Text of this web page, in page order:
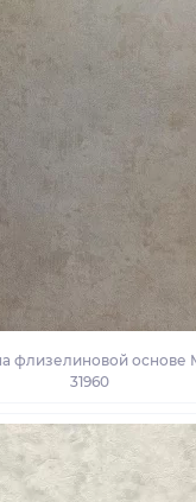
флизелиновой основе
31960